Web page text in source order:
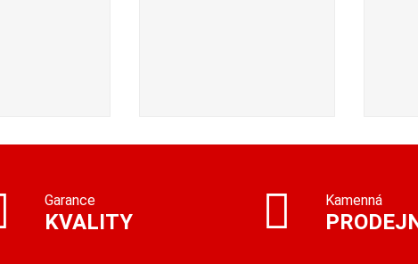
Garance
KVALITY
Kamenná